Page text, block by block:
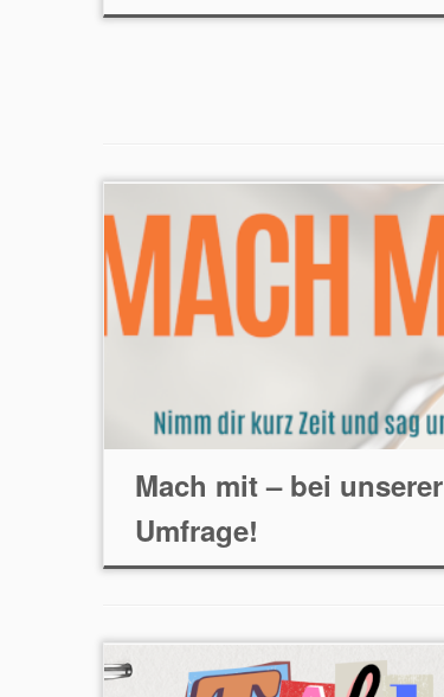
Mach mit – bei unserer
Umfrage!